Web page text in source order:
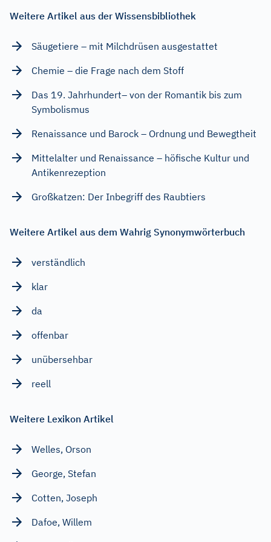
Weitere Artikel aus der Wissensbibliothek
Säugetiere – mit Milchdrüsen ausgestattet
Chemie – die Frage nach dem Stoff
Das 19. Jahrhundert– von der Romantik bis zum
Symbolismus
Renaissance und Barock – Ordnung und Bewegtheit
Mittelalter und Renaissance – höfische Kultur und
Antikenrezeption
Großkatzen: Der Inbegriff des Raubtiers
Weitere Artikel aus dem Wahrig Synonymwörterbuch
verständlich
klar
da
offenbar
unübersehbar
reell
Weitere Lexikon Artikel
Welles, Orson
George, Stefan
Cotten, Joseph
Dafoe, Willem